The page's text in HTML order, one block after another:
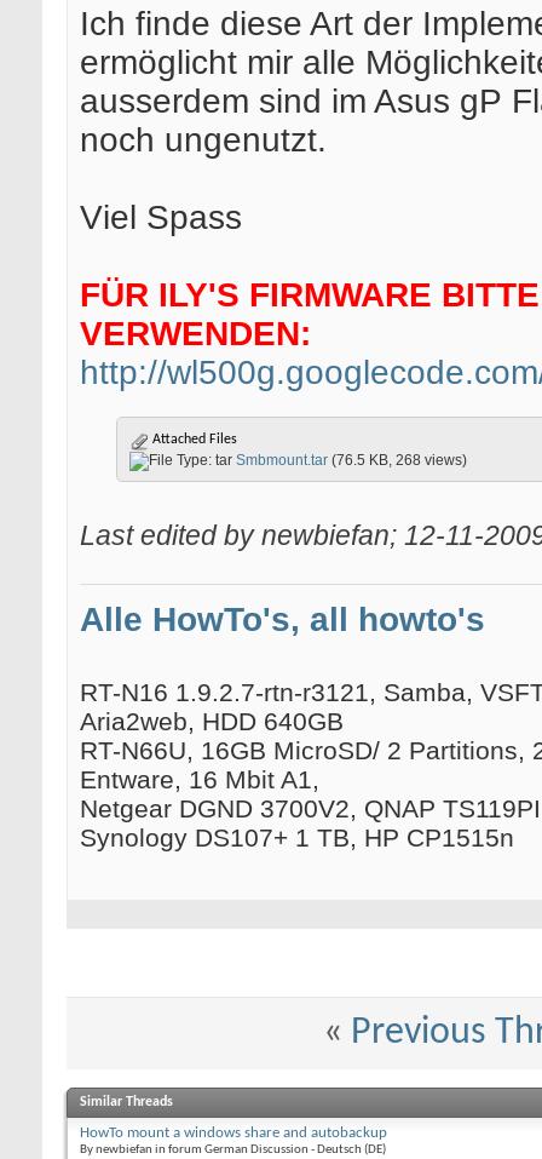
Ich finde diese Art der
ermöglicht mir alle
ausserdem sind im Asus gP
noch ungenutzt.
Viel Spass
FÜR ILY'S FIRMWARE
VERWENDEN:
http://
Attached Files
Smbmount.tar (76.5 KB, 268 views)
Last edited by newbiefan; 12-11-
Alle HowTo's, all howto's
RT-N16 1.9.2.7-rtn-r3121, Samba,
Aria2web, HDD 640GB
RT-N66U, 16GB MicroSD/ 2
Entware, 16 Mbit A1,
Netgear DGND 3700V2, QNAP
Synology DS107+ 1 TB, HP CP1515n
« Previous
Similar Threads
HowTo mount a windows share and autobackup
By newbiefan in forum German Discussion - Deutsch (DE)